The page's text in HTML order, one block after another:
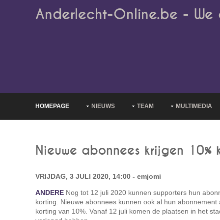
Anderlecht-Online.be - We
HOMEPAGE NIEUWS TEAM MULTIMEDIA
Nieuwe abonnees krijgen 10%
VRIJDAG, 3 JULI 2020, 14:00 - emjomi
ANDERE Nog tot 12 juli 2020 kunnen supporters hun
korting. Nieuwe abonnees kunnen ook al hun
korting van 10%. Vanaf 12 juli komen de plaatsen in het